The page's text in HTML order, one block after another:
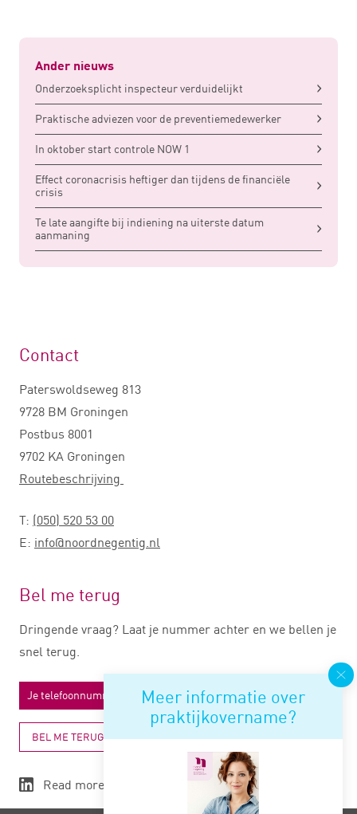
Ander nieuws
Onderzoeksplicht inspecteur verduidelijkt
Praktische adviezen voor de preventiemedewerker
In oktober start controle NOW 1
Effect coronacrisis heftiger dan tijdens de financiële
crisis
Te late aangifte bij indiening na uiterste datum
aanmaning
Meer informatie over
praktijkovername?
Contact
Paterswoldseweg 813
9728 BM Groningen
Postbus 8001
9702 KA Groningen
Routebeschrijving
T: (050) 520 53 00
E: info@noordnegentig.nl
Bel me terug
Dringende vraag? Laat je nummer achter en we bellen je
snel terug.
BEL ME TERUG
Read more